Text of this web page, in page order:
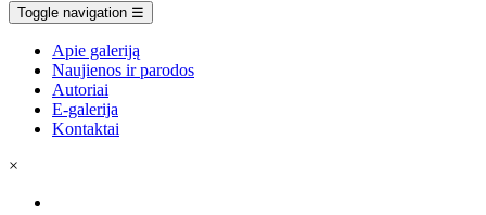
Toggle navigation ☰
Apie galeriją
Naujienos ir parodos
Autoriai
E-galerija
Kontaktai
×